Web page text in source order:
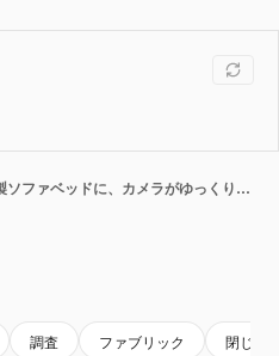
白い背景を背にした青い布製ソファベッドに、カメラがゆっくりとズームインする。
調査 ファブリック 閉じる